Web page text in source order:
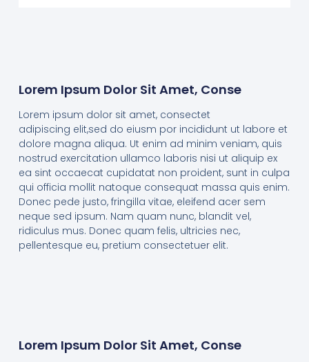
Lorem Ipsum Dolor Sit Amet, Conse
Lorem ipsum dolor sit amet, consectet
adipiscing elit,sed do eiusm por incididunt ut labore et
dolore magna aliqua. Ut enim ad minim veniam, quis
nostrud exercitation ullamco laboris nisi ut aliquip ex
ea sint occaecat cupidatat non proident, sunt in culpa
qui officia mollit natoque consequat massa quis enim.
Donec pede justo, fringilla vitae, eleifend acer sem
neque sed ipsum. Nam quam nunc, blandit vel,
ridiculus mus. Donec quam felis, ultricies nec,
pellentesque eu, pretium consectetuer elit.
Lorem Ipsum Dolor Sit Amet, Conse